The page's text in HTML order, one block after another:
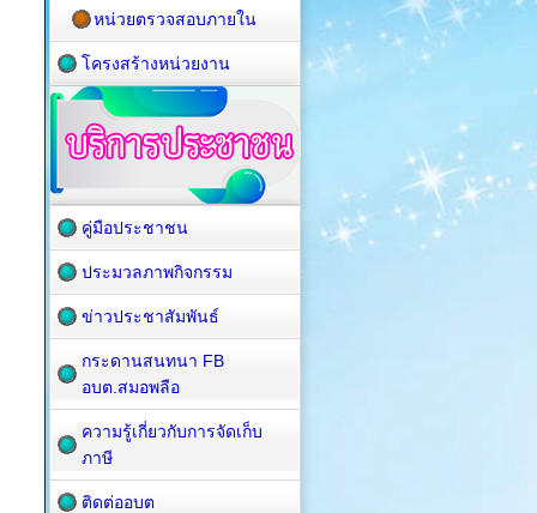
หน่วยตรวจสอบภายใน
โครงสร้างหน่วยงาน
คู่มือประชาชน
ประมวลภาพกิจกรรม
ข่าวประชาสัมพันธ์
กระดานสนทนา FB
อบต.สมอพลือ
ความรู้เกี่ยวกับการจัดเก็บ
ภาษี
ติดต่ออบต